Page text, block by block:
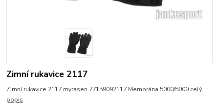
Zimní rukavice 2117
Zimní rukavice 2117 myrasen 77159092117 Membrána 5000/5000 celý
popis